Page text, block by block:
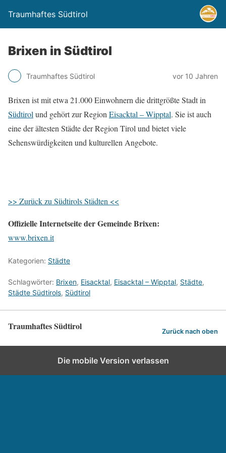
Traumhaftes Südtirol
Brixen in Südtirol
Traumhaftes Südtirol vor 10 Jahren
Brixen ist mit etwa 21.000 Einwohnern die drittgrößte Stadt in
Südtirol und gehört zur Region Eisacktal – Wipptal. Sie ist auch
eine der ältesten Städte der Region Tirol und bietet viele
Sehenswürdigkeiten und kulturellen Angebote.
>> Zurück zu Südtirols Städten <<
Offizielle Internetseite der Gemeinde Brixen:
www.brixen.it
Kategorien: Städte
Schlagwörter: Brixen, Eisacktal, Eisacktal – Wipptal, Städte,
Städte Südtirols, Südtirol
Traumhaftes Südtirol Zurück nach oben
Die mobile Version verlassen